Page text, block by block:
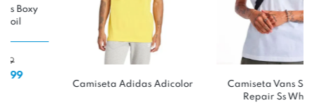
Camiseta Adidas Adicolor
Camiseta Vans Service
Repair Ss White